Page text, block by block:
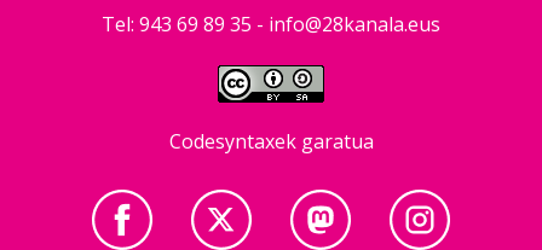
Tel: 943 69 89 35 - info@28kanala.eus
Codesyntaxek garatua